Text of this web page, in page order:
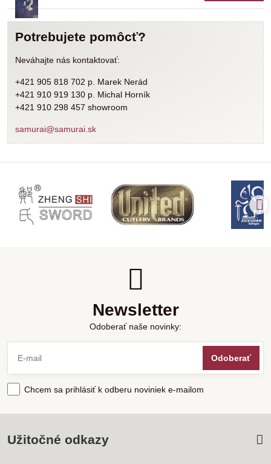
Potrebujete pomôcť?
Neváhajte nás kontaktovať:
+421 905 818 702 p. Marek Nerád
+421 910 919 130 p. Michal Horník
+421 910 298 457 showroom
samurai@samurai.sk
Newsletter
Odoberať naše novinky:
Odoberať
Chcem sa prihlásiť k odberu noviniek e-mailom
Užitočné odkazy